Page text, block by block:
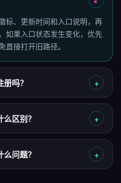
标、更新时间和入口说明，再
如果入口状态发生变化，优先
直接打开旧路径。
吗？
区别？
问题？